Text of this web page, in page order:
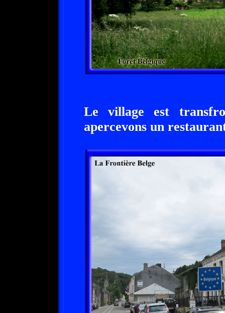
Le village est
apercevons un